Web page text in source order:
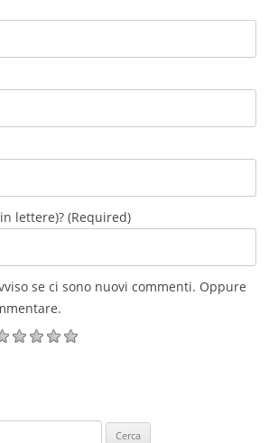
lettere)? (Required)
se ci sono nuovi commenti. Oppure